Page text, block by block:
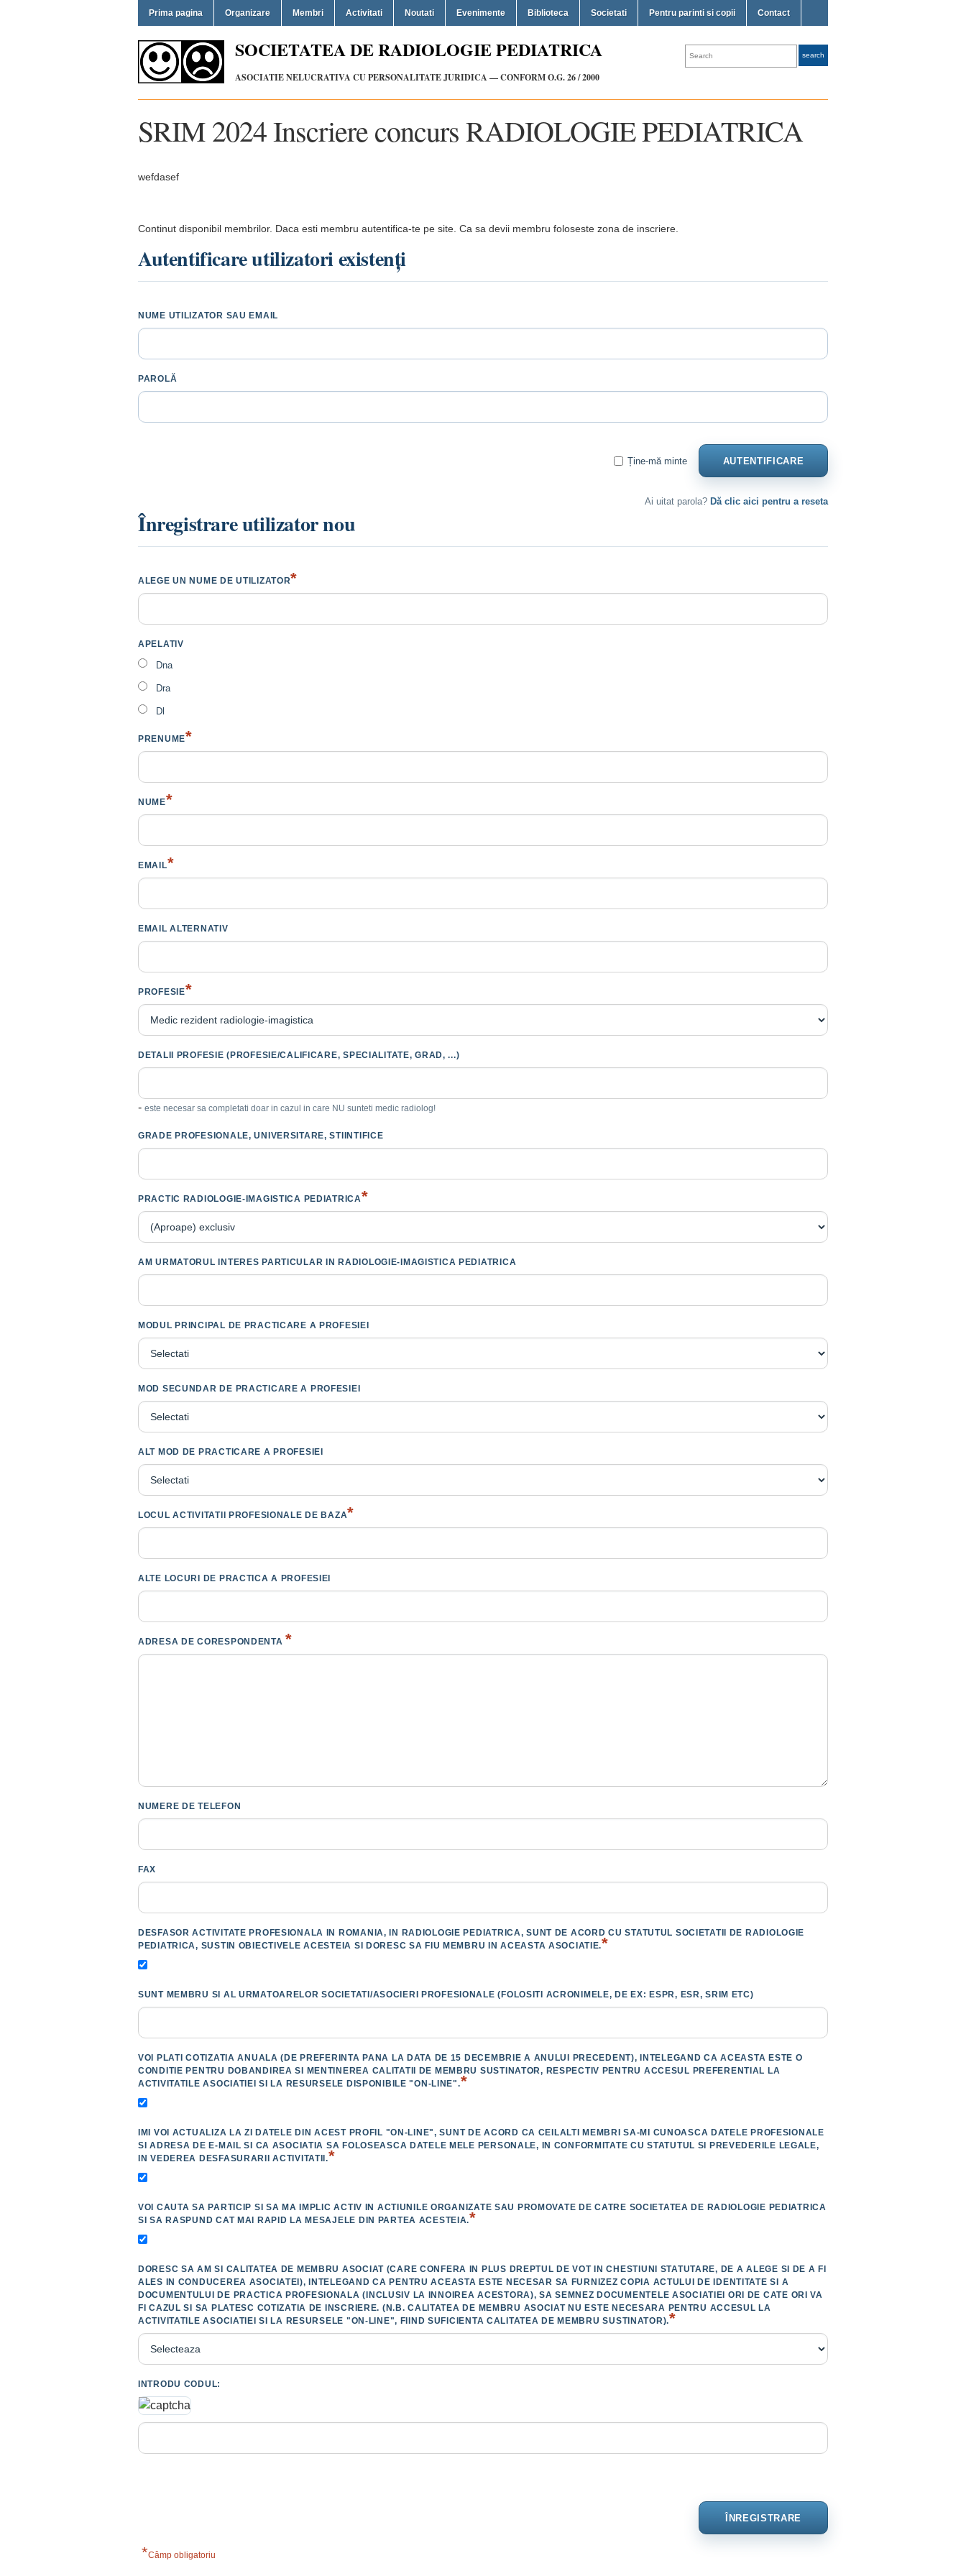
Prima pagina Organizare Membri Activitati Noutati Evenimente Biblioteca Societati Pentru parinti si copii Contact
SOCIETATEA DE RADIOLOGIE PEDIATRICA
ASOCIATIE NELUCRATIVA CU PERSONALITATE JURIDICA — CONFORM O.G. 26 / 2000
SRIM 2024 Inscriere concurs RADIOLOGIE PEDIATRICA
wefdasef
Continut disponibil membrilor. Daca esti membru autentifica-te pe site. Ca sa devii membru foloseste zona de inscriere.
Autentificare utilizatori existenți
NUME UTILIZATOR SAU EMAIL
PAROLĂ
Ține-mă minte
Ai uitat parola? Dă clic aici pentru a reseta
Înregistrare utilizator nou
ALEGE UN NUME DE UTILIZATOR*
APELATIV
Dna
Dra
Dl
PRENUME*
NUME*
EMAIL*
EMAIL ALTERNATIV
PROFESIE*
DETALII PROFESIE (PROFESIE/CALIFICARE, SPECIALITATE, GRAD, ...)
- este necesar sa completati doar in cazul in care NU sunteti medic radiolog!
GRADE PROFESIONALE, UNIVERSITARE, STIINTIFICE
PRACTIC RADIOLOGIE-IMAGISTICA PEDIATRICA*
AM URMATORUL INTERES PARTICULAR IN RADIOLOGIE-IMAGISTICA PEDIATRICA
MODUL PRINCIPAL DE PRACTICARE A PROFESIEI
MOD SECUNDAR DE PRACTICARE A PROFESIEI
ALT MOD DE PRACTICARE A PROFESIEI
LOCUL ACTIVITATII PROFESIONALE DE BAZA*
ALTE LOCURI DE PRACTICA A PROFESIEI
ADRESA DE CORESPONDENTA *
NUMERE DE TELEFON
FAX
DESFASOR ACTIVITATE PROFESIONALA IN ROMANIA, IN RADIOLOGIE PEDIATRICA, SUNT DE ACORD CU STATUTUL SOCIETATII DE RADIOLOGIE
PEDIATRICA, SUSTIN OBIECTIVELE ACESTEIA SI DORESC SA FIU MEMBRU IN ACEASTA ASOCIATIE.*
SUNT MEMBRU SI AL URMATOARELOR SOCIETATI/ASOCIERI PROFESIONALE (FOLOSITI ACRONIMELE, DE EX: ESPR, ESR, SRIM ETC)
VOI PLATI COTIZATIA ANUALA (DE PREFERINTA PANA LA DATA DE 15 DECEMBRIE A ANULUI PRECEDENT), INTELEGAND CA ACEASTA ESTE O
CONDITIE PENTRU DOBANDIREA SI MENTINEREA CALITATII DE MEMBRU SUSTINATOR, RESPECTIV PENTRU ACCESUL PREFERENTIAL LA
ACTIVITATILE ASOCIATIEI SI LA RESURSELE DISPONIBILE "ON-LINE".*
IMI VOI ACTUALIZA LA ZI DATELE DIN ACEST PROFIL "ON-LINE", SUNT DE ACORD CA CEILALTI MEMBRI SA-MI CUNOASCA DATELE PROFESIONALE
SI ADRESA DE E-MAIL SI CA ASOCIATIA SA FOLOSEASCA DATELE MELE PERSONALE, IN CONFORMITATE CU STATUTUL SI PREVEDERILE LEGALE,
IN VEDEREA DESFASURARII ACTIVITATII.*
VOI CAUTA SA PARTICIP SI SA MA IMPLIC ACTIV IN ACTIUNILE ORGANIZATE SAU PROMOVATE DE CATRE SOCIETATEA DE RADIOLOGIE PEDIATRICA
SI SA RASPUND CAT MAI RAPID LA MESAJELE DIN PARTEA ACESTEIA.*
DORESC SA AM SI CALITATEA DE MEMBRU ASOCIAT (CARE CONFERA IN PLUS DREPTUL DE VOT IN CHESTIUNI STATUTARE, DE A ALEGE SI DE A FI
ALES IN CONDUCEREA ASOCIATEI), INTELEGAND CA PENTRU ACEASTA ESTE NECESAR SA FURNIZEZ COPIA ACTULUI DE IDENTITATE SI A
DOCUMENTULUI DE PRACTICA PROFESIONALA (INCLUSIV LA INNOIREA ACESTORA), SA SEMNEZ DOCUMENTELE ASOCIATIEI ORI DE CATE ORI VA
FI CAZUL SI SA PLATESC COTIZATIA DE INSCRIERE. (N.B. CALITATEA DE MEMBRU ASOCIAT NU ESTE NECESARA PENTRU ACCESUL LA
ACTIVITATILE ASOCIATIEI SI LA RESURSELE "ON-LINE", FIIND SUFICIENTA CALITATEA DE MEMBRU SUSTINATOR).*
INTRODU CODUL:
*Câmp obligatoriu